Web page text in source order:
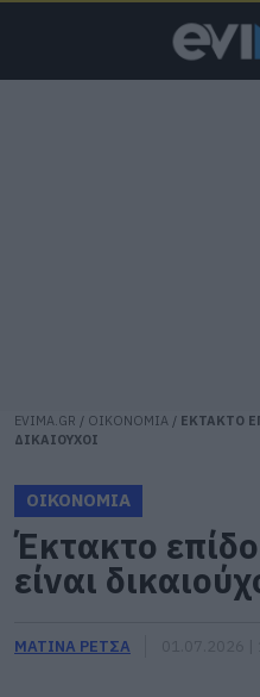
EVIMA.GR / ΟΙΚΟΝΟΜΙΑ / ΕΚΤΑΚΤΟ
ΔΙΚΑΙΟΥΧΟΙ
ΟΙΚΟΝΟΜΙΑ
Έκτακτο
είναι
ΜΑΤΙΝΑ ΡΕΤΣΑ